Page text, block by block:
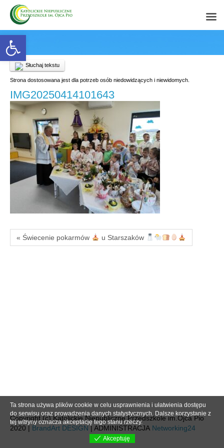
Open toolbar
Słuchaj tekstu
Strona dostosowana jest dla potrzeb osób niedowidzących i niewidomych.
IMG20250414101643
« Świecenie pokarmów u Starszaków
Copyright (c) Katolickie Niepubliczne Przedszkole im.Ojca Pio
2020 | BrandArt DESIGN | ADMINISTRACJA Networking24
Ta strona używa plików cookie w celu usprawnienia i ułatwienia dostępu
do serwisu oraz prowadzenia danych statystycznych. Dalsze korzystanie z
tej witryny oznacza akceptację tego stanu rzeczy.
Akceptuję